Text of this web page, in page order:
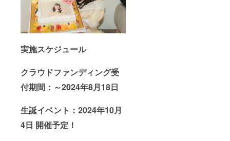
実施スケジュール
クラウドファンディング受
付期間：～2024年8月18日
生誕イベント：2024年10月
4日 開催予定！